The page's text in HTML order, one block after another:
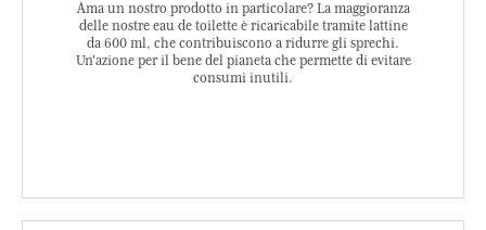
Ama un nostro prodotto in particolare? La maggioranza
delle nostre eau de toilette è ricaricabile tramite lattine
da 600 ml, che contribuiscono a ridurre gli sprechi.
Un'azione per il bene del pianeta che permette di evitare
consumi inutili.